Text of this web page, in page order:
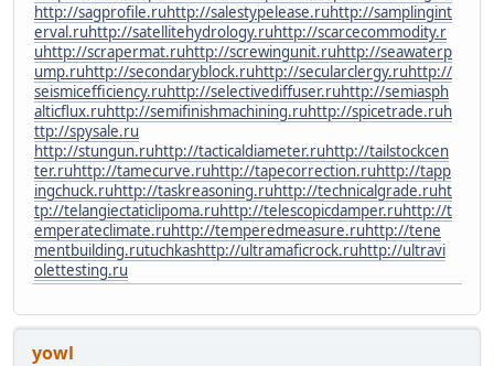
http://sagprofile.ruhttp://salestypelease.ruhttp://samplingint
erval.ruhttp://satellitehydrology.ruhttp://scarcecommodity.r
uhttp://scrapermat.ruhttp://screwingunit.ruhttp://seawaterp
ump.ruhttp://secondaryblock.ruhttp://secularclergy.ruhttp://
seismicefficiency.ruhttp://selectivediffuser.ruhttp://semiasph
alticflux.ruhttp://semifinishmachining.ruhttp://spicetrade.ruh
ttp://spysale.ru
http://stungun.ruhttp://tacticaldiameter.ruhttp://tailstockcen
ter.ruhttp://tamecurve.ruhttp://tapecorrection.ruhttp://tapp
ingchuck.ruhttp://taskreasoning.ruhttp://technicalgrade.ruht
tp://telangiectaticlipoma.ruhttp://telescopicdamper.ruhttp://t
emperateclimate.ruhttp://temperedmeasure.ruhttp://tene
mentbuilding.rutuchkashttp://ultramaficrock.ruhttp://ultravi
olettesting.ru
yowl